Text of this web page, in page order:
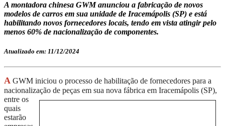
A montadora chinesa GWM anunciou a fabricação de novos
modelos de carros em sua unidade de Iracemápolis (SP) e está
habilitando novos fornecedores locais, tendo em vista atingir pelo
menos 60% de nacionalização de componentes.
Atualizado em: 11/12/2024
A GWM iniciou o processo de habilitação de fornecedores para a
nacionalização de peças em sua nova fábrica em Iracemápolis (SP),
entre os
quais
estarão